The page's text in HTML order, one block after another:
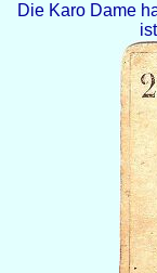
Die Karo Dame